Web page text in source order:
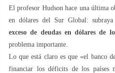
El profesor Hudson hace una última
en dólares del Sur Global: subraya
exceso de deudas en dólares de
problema importante.
Lo que está claro es que «el banco
financiar los déficits de los países